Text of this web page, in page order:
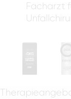
Facharzt
Ihr Spezialist